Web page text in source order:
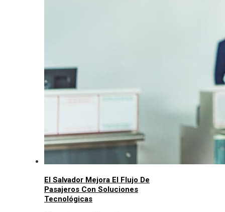
El Salvador Mejora El Flujo De
Pasajeros Con Soluciones
Tecnológicas